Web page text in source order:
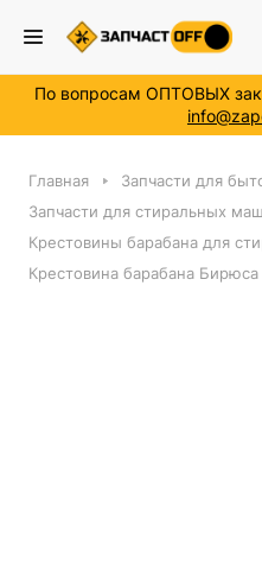
По вопросам ОПТОВЫХ
Главная
Запчасти для
Запчасти для стиральных
Крестовины барабана для
Крестовина барабана